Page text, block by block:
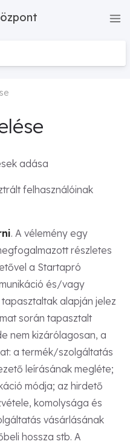
adása
felhasználóinak
. A vélemény egy
részletes
a Startapró
és/vagy
alapján jelez
során tapasztalt
nem kizárólagosan, a
a termék/szolgáltatás
leírásának megléte;
módja; az hirdető
komolysága és
vásárlásának
hossza stb. A